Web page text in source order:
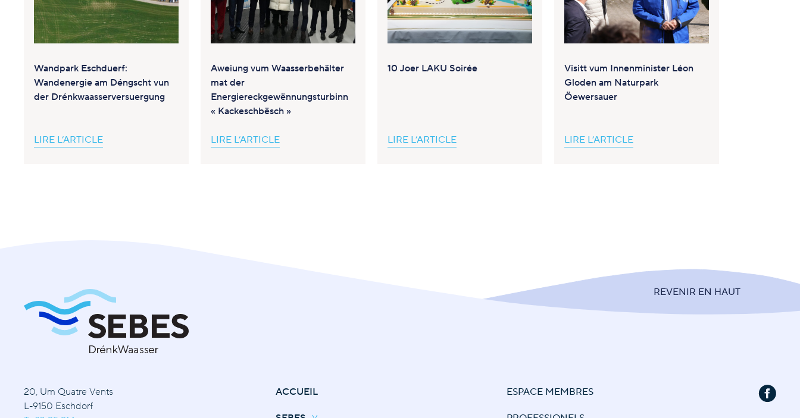
Wandpark Eschduerf:
Wandenergie am Déngscht vun
der Drénkwaasserversuergung
LIRE L’ARTICLE
Aweiung vum Waasserbehälter
mat der
Energiereckgewënnungsturbinn
« Kackeschbësch »
LIRE L’ARTICLE
10 Joer LAKU Soirée
LIRE L’ARTICLE
Visitt vum Innenminister Léon
Gloden am Naturpark
Öewersauer
LIRE L’ARTICLE
REVENIR EN HAUT
20, Um Quatre Vents
L-9150 Eschdorf
ACCUEIL ESPACE MEMBRES